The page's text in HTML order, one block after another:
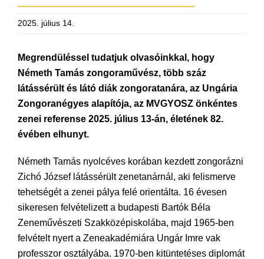
2025. július 14.
Megrendüléssel tudatjuk olvasóinkkal, hogy
Németh Tamás zongoraművész, több száz
látássérült és látó diák zongoratanára, az Ungária
Zongoranégyes alapítója, az MVGYOSZ önkéntes
zenei referense 2025. július 13-án, életének 82.
évében elhunyt.
Németh Tamás nyolcéves korában kezdett zongorázni
Zichó József látássérült zenetanárnál, aki felismerve
tehetségét a zenei pálya felé orientálta. 16 évesen
sikeresen felvételizett a budapesti Bartók Béla
Zeneművészeti Szakközépiskolába, majd 1965-ben
felvételt nyert a Zeneakadémiára Ungár Imre vak
professzor osztályába. 1970-ben kitüntetéses diplomát